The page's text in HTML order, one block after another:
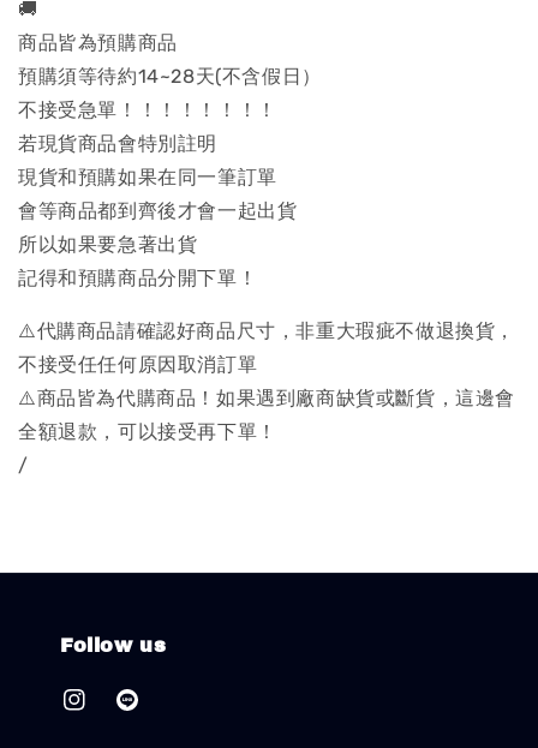
🚚
商品皆為預購商品
預購須等待約14~28天(不含假日）
不接受急單！！！！！！！！
若現貨商品會特別註明
現貨和預購如果在同一筆訂單
會等商品都到齊後才會一起出貨
所以如果要急著出貨
記得和預購商品分開下單！
⚠️代購商品請確認好商品尺寸，非重大瑕疵不做退換貨，
不接受任任何原因取消訂單
⚠️商品皆為代購商品！如果遇到廠商缺貨或斷貨，這邊會
全額退款，可以接受再下單！
/
Follow us